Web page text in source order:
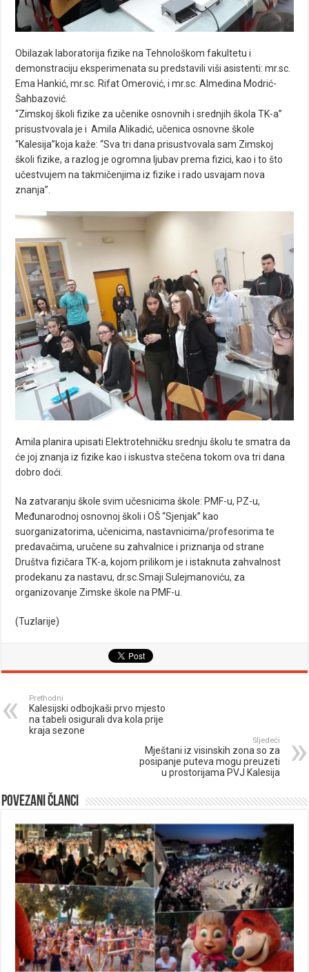
Obilazak laboratorija fizike na Tehnološkom fakultetu i
demonstraciju eksperimenata su predstavili viši asistenti: mr.sc.
Ema Hankić, mr.sc. Rifat Omerović, i mr.sc. Almedina Modrić-
Šahbazović.
“Zimskoj školi fizike za učenike osnovnih i srednjih škola TK-a”
prisustvovala je i Amila Alikadić, učenica osnovne škole
“Kalesija”koja kaže: “Sva tri dana prisustvovala sam Zimskoj
školi fizike, a razlog je ogromna ljubav prema fizici, kao i to što
učestvujem na takmičenjima iz fizike i rado usvajam nova
znanja”.
Amila planira upisati Elektrotehničku srednju školu te smatra da
će joj znanja iz fizike kao i iskustva stečena tokom ova tri dana
dobro doći.
Na zatvaranju škole svim učesnicima škole: PMF-u, PZ-u,
Međunarodnoj osnovnoj školi i OŠ “Sjenjak” kao
suorganizatorima, učenicima, nastavnicima/profesorima te
predavačima, uručene su zahvalnice i priznanja od strane
Društva fizičara TK-a, kojom prilikom je i istaknuta zahvalnost
prodekanu za nastavu, dr.sc.Smaji Sulejmanoviću, za
organizovanje Zimske škole na PMF-u.
(Tuzlarije)
Prethodni
Kalesijski odbojkaši prvo mjesto
na tabeli osigurali dva kola prije
kraja sezone
Sljedeći
Mještani iz visinskih zona so za
posipanje puteva mogu preuzeti
u prostorijama PVJ Kalesija
Povezani članci